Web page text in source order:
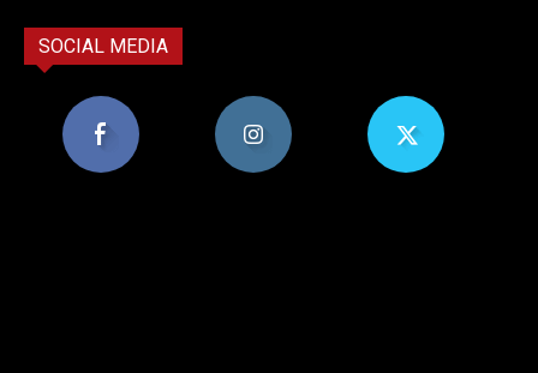
SOCIAL MEDIA